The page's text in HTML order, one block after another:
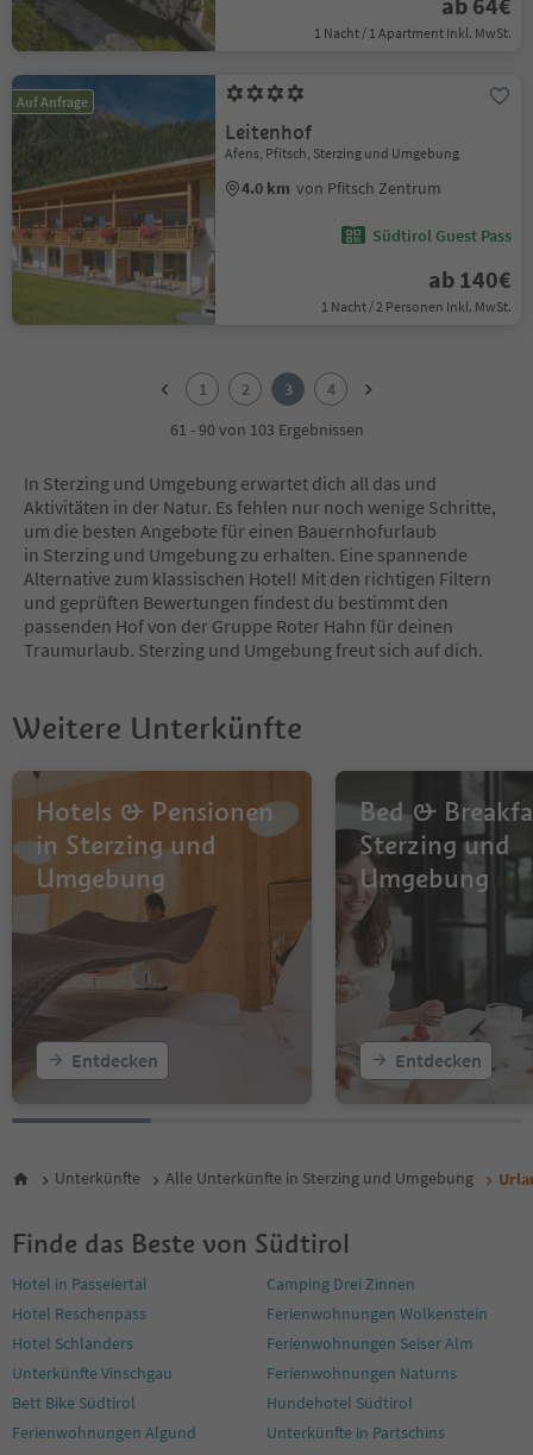
1 Nacht / 1 Apartment Inkl. MwSt.
Auf Anfrage
Leitenhof
Afens, Pfitsch, Sterzing und Umgebung
4.0 km von Pfitsch Zentrum
Südtirol Guest Pass
ab 140€
1 Nacht / 2 Personen Inkl. MwSt.
1 2 3
4
61 - 90 von 103 Ergebnissen
In Sterzing und Umgebung erwartet dich all das und
Aktivitäten in der Natur. Es fehlen nur noch wenige Schritte,
um die besten Angebote für einen Bauernhofurlaub
in Sterzing und Umgebung zu erhalten. Eine spannende
Alternative zum klassischen Hotel! Mit den richtigen Filtern
und geprüften Bewertungen findest du bestimmt den
passenden Hof von der Gruppe Roter Hahn für deinen
Traumurlaub. Sterzing und Umgebung freut sich auf dich.
Weitere Unterkünfte
Hotels & Pensionen
in Sterzing und
Umgebung
Entdecken
Bed &
Sterzing und
Umgebung
Entdecken
Unterkünfte Alle Unterkünfte in Sterzing und Umgebung
Finde das Beste von Südtirol
Hotel in Passeiertal
Camping Drei Zinnen
Hotel Reschenpass
Ferienwohnungen Wolkenstein
Hotel Schlanders
Ferienwohnungen Seiser Alm
Unterkünfte Vinschgau
Ferienwohnungen Naturns
Bett Bike Südtirol
Hundehotel Südtirol
Ferienwohnungen Algund
Unterkünfte in Partschins